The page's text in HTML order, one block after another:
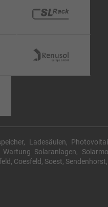
Ladesäulen,
Wartung Solaranlagen,
Coesfeld, Soest,